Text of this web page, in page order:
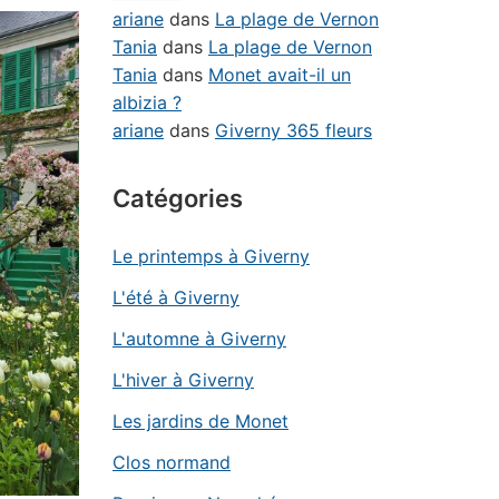
ariane dans La plage de Vernon
Tania dans La plage de Vernon
Tania dans Monet avait-il un
albizia ?
ariane dans Giverny 365 fleurs
Catégories
Le printemps à Giverny
L'été à Giverny
L'automne à Giverny
L'hiver à Giverny
Les jardins de Monet
Clos normand